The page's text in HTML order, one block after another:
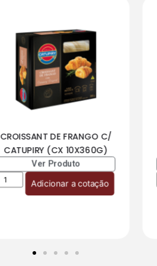
CROISSANT DE FRANGO C/
CATUPIRY (CX 10X360G)
Ver Produto
Adicionar a cotação